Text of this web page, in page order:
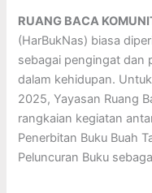
RUANG BACA
(HarBukNas) biasa
sebagai pengingat dan
dalam kehidupan.
2025, Yayasan Ruang
rangkaian kegiatan
Penerbitan Buku Buah
Peluncuran Buku